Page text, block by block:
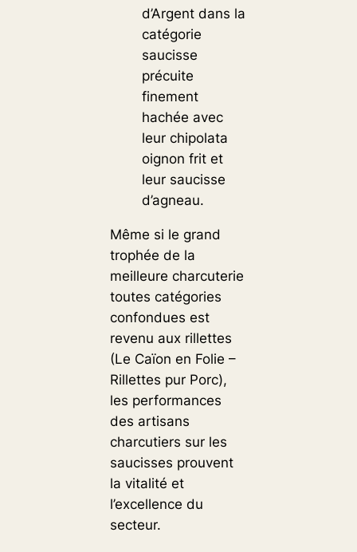
d’Argent dans la
catégorie
saucisse
précuite
finement
hachée avec
leur chipolata
oignon frit et
leur saucisse
d’agneau.
Même si le grand
trophée de la
meilleure charcuterie
toutes catégories
confondues est
revenu aux rillettes
(Le Caïon en Folie –
Rillettes pur Porc),
les performances
des artisans
charcutiers sur les
saucisses prouvent
la vitalité et
l’excellence du
secteur.